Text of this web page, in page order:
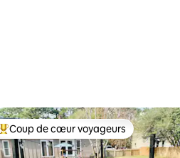
Coups de cœur voyageurs les plus
Coup de cœur voyageurs